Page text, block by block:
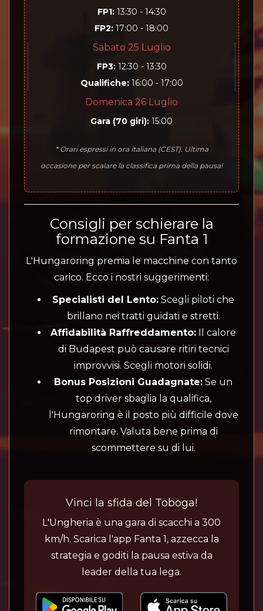
FP1:13:30 - 14:30
FP2: 17:00 - 18:00
Sabato 25 Luglio
FP3:12:30 - 13:30
Qualifiche:16:00 - 17:00
Domenica 26 Luglio
Gara (70 giri): 15:00
* Orari espressi in ora italiana (CEST). Ultima
occasione per scalare la classifica prima della pausa!
Consigli per schierare la
formazione su Fanta 1
L'Hungaroring premia le macchine con tanto
carico. Ecco i nostri suggerimenti:
Specialisti del Lento: Scegli piloti che
brillano nei tratti guidati e stretti.
Affidabilità Raffreddamento: Il calore
di Budapest può causare ritiri tecnici
improvvisi. Scegli motori solidi.
Bonus Posizioni Guadagnate: Se un
top driver sbaglia la qualifica,
l'Hungaroring è il posto più difficile dove
rimontare. Valuta bene prima di
scommettere su di lui.
Vinci la sfida del Toboga!
L'Ungheria è una gara di scacchi a 300
km/h. Scarica l'app Fanta 1, azzecca la
strategia e goditi la pausa estiva da
leader della tua lega.